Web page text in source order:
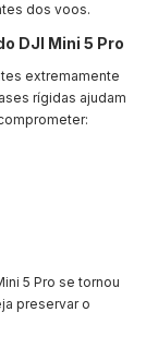
dos voos.
DJI Mini 5 Pro
extremamente
rígidas ajudam
5 Pro se tornou
preservar o